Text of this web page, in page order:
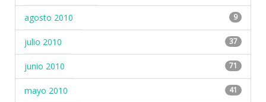
agosto 2010 9
julio 2010 37
junio 2010 71
mayo 2010 41